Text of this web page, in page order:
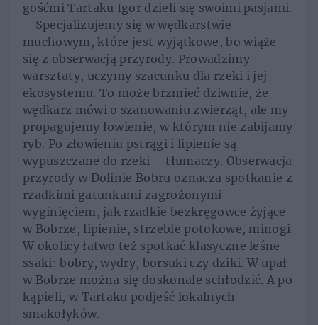
gośćmi Tartaku Igor dzieli się swoimi pasjami.
– Specjalizujemy się w wędkarstwie
muchowym, które jest wyjątkowe, bo wiąże
się z obserwacją przyrody. Prowadzimy
warsztaty, uczymy szacunku dla rzeki i jej
ekosystemu. To może brzmieć dziwnie, że
wędkarz mówi o szanowaniu zwierząt, ale my
propagujemy łowienie, w którym nie zabijamy
ryb. Po złowieniu pstrągi i lipienie są
wypuszczane do rzeki – tłumaczy. Obserwacja
przyrody w Dolinie Bobru oznacza spotkanie z
rzadkimi gatunkami zagrożonymi
wyginięciem, jak rzadkie bezkręgowce żyjące
w Bobrze, lipienie, strzeble potokowe, minogi.
W okolicy łatwo też spotkać klasyczne leśne
ssaki: bobry, wydry, borsuki czy dziki. W upał
w Bobrze można się doskonale schłodzić. A po
kąpieli, w Tartaku podjeść lokalnych
smakołyków.